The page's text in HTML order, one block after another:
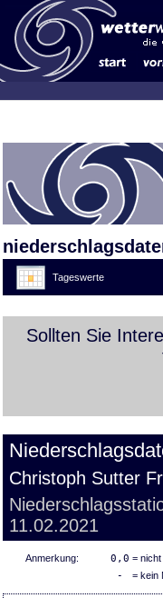
Tageswerte
Sollten Sie
Christoph Sutter
11.02.2021
Anmerkung: 0,0 =
- = kein